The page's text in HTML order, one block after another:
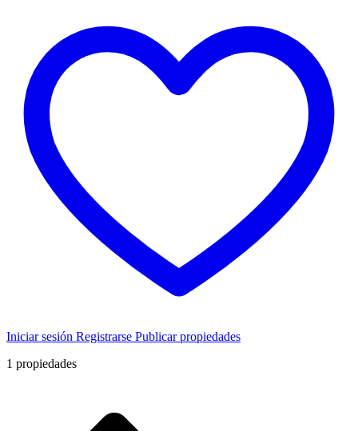
Iniciar sesión Registrarse Publicar propiedades
1 propiedades